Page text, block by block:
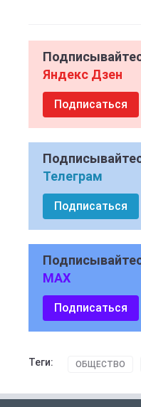
Яндекс Дзен
Подписаться
Телеграм
Подписаться
MAX
Подписаться
Теги: ОБЩЕСТВО